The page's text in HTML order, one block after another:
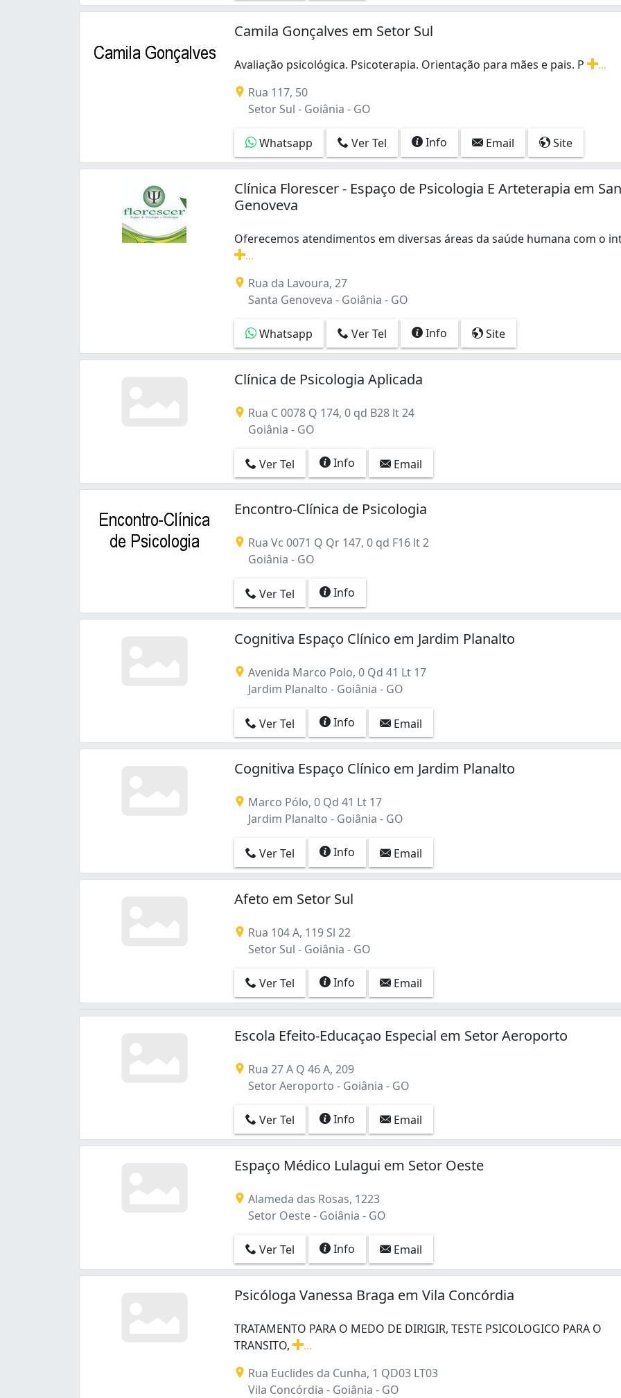
Parque das Laranjeiras (1)
Setor Bueno (16)
Setor Leste Universitário (1)
Setor Marista (22)
Setor Oeste (25)
Setor Sol Nascente (1)
Setor Sul (23)
Vila Concórdia (1)
Camila Gonçalves em Setor Sul
Avaliação psicológica. Psicoterapia. Orientação para mães e pais. P
Rua 117, 50
Setor Sul - Goiânia - GO
Whatsapp Ver Tel Info Email Site
Clínica Florescer - Espaço de Psicologia E Arteterapia em
Genoveva
Oferecemos atendimentos em diversas áreas da saúde humana com o
Rua da Lavoura, 27
Santa Genoveva - Goiânia - GO
Whatsapp Ver Tel Info Site
Clínica de Psicologia Aplicada
Rua C 0078 Q 174, 0 qd B28 lt 24
Goiânia - GO
Ver Tel Info Email
Encontro-Clínica de Psicologia
Rua Vc 0071 Q Qr 147, 0 qd F16 lt 2
Goiânia - GO
Ver Tel Info
Cognitiva Espaço Clínico em Jardim Planalto
Avenida Marco Polo, 0 Qd 41 Lt 17
Jardim Planalto - Goiânia - GO
Ver Tel Info Email
Cognitiva Espaço Clínico em Jardim Planalto
Marco Pólo, 0 Qd 41 Lt 17
Jardim Planalto - Goiânia - GO
Ver Tel Info Email
Afeto em Setor Sul
Rua 104 A, 119 Sl 22
Setor Sul - Goiânia - GO
Ver Tel Info Email
Escola Efeito-Educaçao Especial em Setor Aeroporto
Rua 27 A Q 46 A, 209
Setor Aeroporto - Goiânia - GO
Ver Tel Info Email
Espaço Médico Lulagui em Setor Oeste
Alameda das Rosas, 1223
Setor Oeste - Goiânia - GO
Ver Tel Info Email
Psicóloga Vanessa Braga em Vila Concórdia
TRATAMENTO PARA O MEDO DE DIRIGIR, TESTE PSICOLOGICO PARA O
TRANSITO,
Rua Euclides da Cunha, 1 QD03 LT03
Vila Concórdia - Goiânia - GO